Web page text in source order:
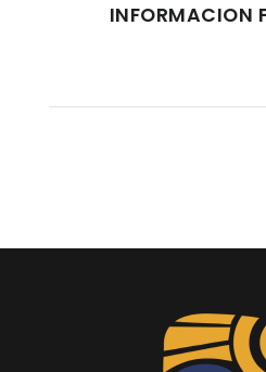
INFORMACION